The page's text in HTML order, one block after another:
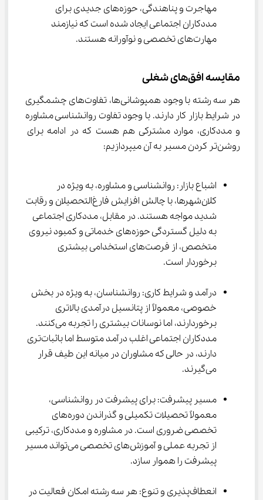
مهاجرت و پناهندگی، حوزه‌های جدیدی برای
مددکاران اجتماعی ایجاد شده است که نیازمند
مهارت‌های تخصصی و نوآورانه هستند.
مقایسه افق‌های شغلی
هر سه رشته با وجود همپوشانی‌ها، تفاوت‌های چشمگیری
در شرایط بازار کار دارند. با وجود تفاوت روانشناسی مشاوره
و مددکاری، موارد مشترکی هم هست که در ادامه برای
روشن‌‌تر کردن مسیر به آن میپردازیم:
اشباع بازار: روانشناسی و مشاوره، به ویژه در
کلان‌شهرها، با چالش افزایش فارغ‌التحصیلان و رقابت
شدید مواجه هستند. در مقابل، مددکاری اجتماعی
به دلیل گستردگی حوزه‌های خدماتی و کمبود نیروی
متخصص، از فرصت‌های استخدامی بیشتری
برخوردار است.
درآمد و شرایط کاری: روانشناسان، به ویژه در بخش
خصوصی، معمولاً از پتانسیل درآمدی بالاتری
برخوردارند، اما نوسانات بیشتری را تجربه می‌کنند.
مددکاران اجتماعی اغلب درآمد متوسط اما باثبات‌تری
دارند، در حالی که مشاوران در میانه این طیف قرار
می‌گیرند.
مسیر پیشرفت: برای پیشرفت در روانشناسی،
معمولاً تحصیلات تکمیلی و گذراندن دوره‌های
تخصصی ضروری است. در مشاوره و مددکاری، ترکیبی
از تجربه عملی و آموزش‌های تخصصی می‌تواند مسیر
پیشرفت را هموار سازد.
انعطاف‌پذیری و تنوع: هر سه رشته امکان فعالیت در